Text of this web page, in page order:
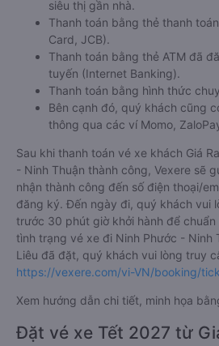
siêu thị gần nhà.
Thanh toán bằng thẻ thanh
Card, JCB).
Thanh toán bằng thẻ ATM đã
tuyến (Internet Banking).
Thanh toán bằng hình thức
Bên cạnh đó, quý khách cũng
thông qua các ví Momo,
Sau khi thanh toán vé xe khách Giá
- Ninh Thuận thành công, Vexere sẽ
nhận thành công đến số điện thoại/
đăng ký. Đến ngày đi, quý khách vui
trước 30 phút giờ khởi hành để
tình trạng vé xe đi Ninh Phước - Ninh
Liêu đã đặt, quý khách vui lòng truy
https://vexere.com/vi-VN/booking/
Xem hướng dẫn chi tiết, minh họa
Đặt vé xe Tết 2027 từ